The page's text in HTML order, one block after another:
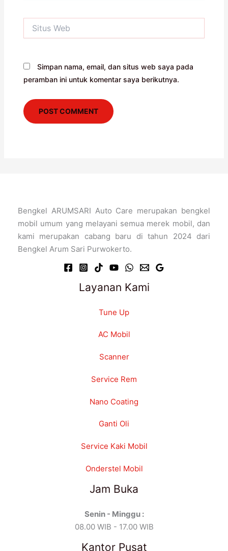
Web
Simpan nama, email, dan situs web saya pada
peramban ini untuk komentar saya berikutnya.
Bengkel ARUMSARI Auto Care merupakan bengkel
mobil umum yang melayani semua merek mobil, dan
kami merupakan cabang baru di tahun 2024 dari
Bengkel Arum Sari Purwokerto.
Layanan Kami
Tune Up
AC Mobil
Scanner
Service Rem
Nano Coating
Ganti Oli
Service Kaki Mobil
Onderstel Mobil
Jam Buka
Senin - Minggu :
08.00 WIB - 17.00 WIB
Kantor Pusat